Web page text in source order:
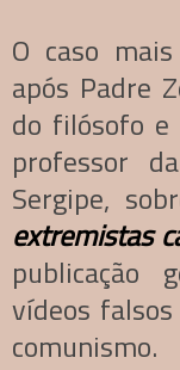
O caso
após Padre
do filósofo e
professor
Sergipe,
extremistas
publicação
vídeos
comunismo.